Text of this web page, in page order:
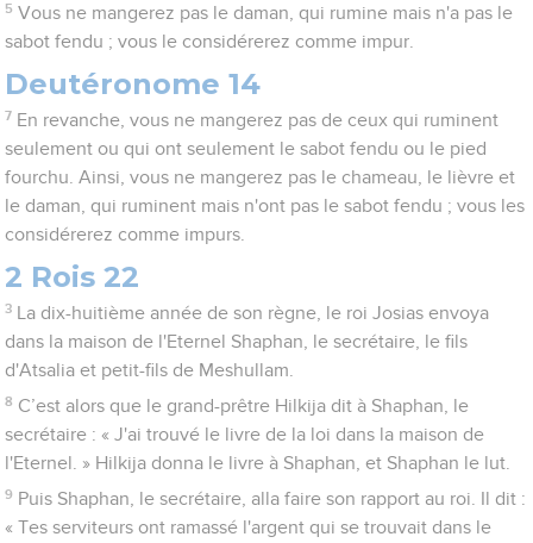
5 Vous ne mangerez pas le daman, qui rumine mais n'a pas le
sabot fendu ; vous le considérerez comme impur.
Deutéronome 14
7 En revanche, vous ne mangerez pas de ceux qui ruminent
seulement ou qui ont seulement le sabot fendu ou le pied
fourchu. Ainsi, vous ne mangerez pas le chameau, le lièvre et
le daman, qui ruminent mais n'ont pas le sabot fendu ; vous les
considérerez comme impurs.
2 Rois 22
3
La dix-huitième année de son règne, le roi Josias envoya
dans la maison de l'Eternel Shaphan, le secrétaire, le fils
d'Atsalia et petit-fils de Meshullam.
8 C’est alors que le grand-prêtre Hilkija dit à Shaphan, le
secrétaire : « J'ai trouvé le livre de la loi dans la maison de
l'Eternel. » Hilkija donna le livre à Shaphan, et Shaphan le lut.
9 Puis Shaphan, le secrétaire, alla faire son rapport au roi. Il dit :
« Tes serviteurs ont ramassé l'argent qui se trouvait dans le